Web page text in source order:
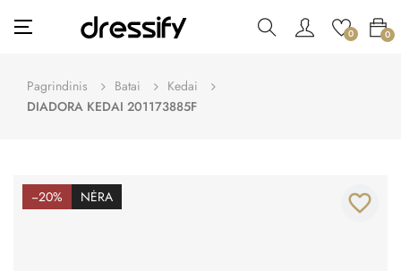
Toggle
navigation
☰ 0 0
Pagrindinis Batai
Kedai
DIADORA KEDAI 201173885F
−20% NĖRA favorite_border